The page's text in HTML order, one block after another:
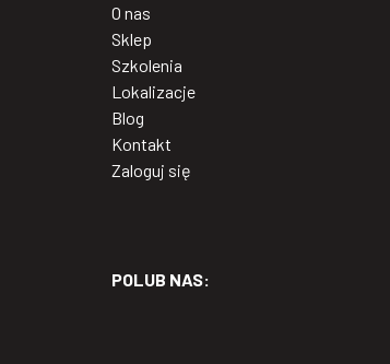
O nas
Sklep
Szkolenia
Lokalizacje
Blog
Kontakt
Zaloguj się
POLUB NAS: